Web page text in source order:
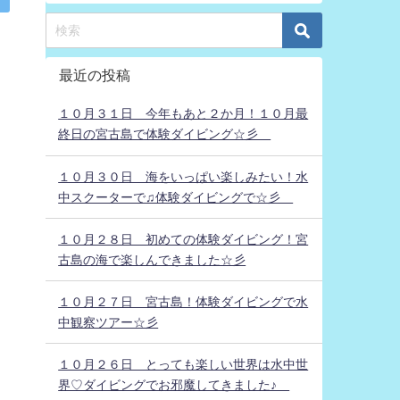
最近の投稿
１０月３１日 今年もあと２か月！１０月最
終日の宮古島で体験ダイビング☆彡
１０月３０日 海をいっぱい楽しみたい！水
中スクーターで♫体験ダイビングで☆彡
１０月２８日 初めての体験ダイビング！宮
古島の海で楽しんできました☆彡
１０月２７日 宮古島！体験ダイビングで水
中観察ツアー☆彡
１０月２６日 とっても楽しい世界は水中世
界♡ダイビングでお邪魔してきました♪